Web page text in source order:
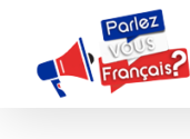
contenu